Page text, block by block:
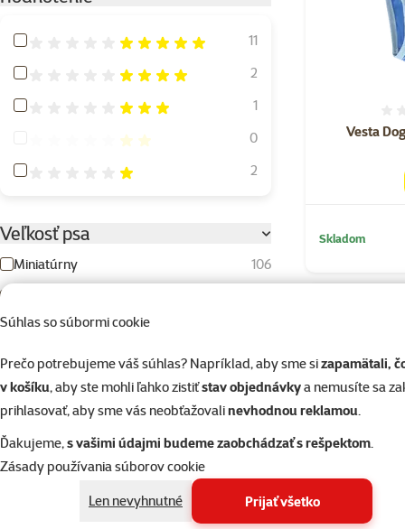
Súhlas so súbormi cookie
Prečo potrebujeme váš súhlas? Napríklad, aby sme sizapamätali,
v košíku, aby ste mohli ľahko zistiťstav objednávkya nemusíte sa
prihlasovať, aby sme vás neobťažovalinevhodnou reklamou.
Ďakujeme,s vašimi údajmi budeme zaobchádzať s rešpektom.
Zásady používania súborov cookie
Len nevyhnutné
Prijať všetko
Hodnotenie 100%
11
Hodnotenie 80%
2
Hodnotenie 60%
1
Hodnotenie 40%
0
Hodnotenie 20%
2
Veľkosť psa
Miniatúrny
106
Stredný
Veľký
95
Obrí
33
Farba
Biela BéžováFialováHnedáModráOlivovo zelená
Oranžová
Priehľadná SvetlomodráTmavo šedá
Tmavomodrá
Tyrkysová
Šedohnedá
Žltá
Vesta
Skladom